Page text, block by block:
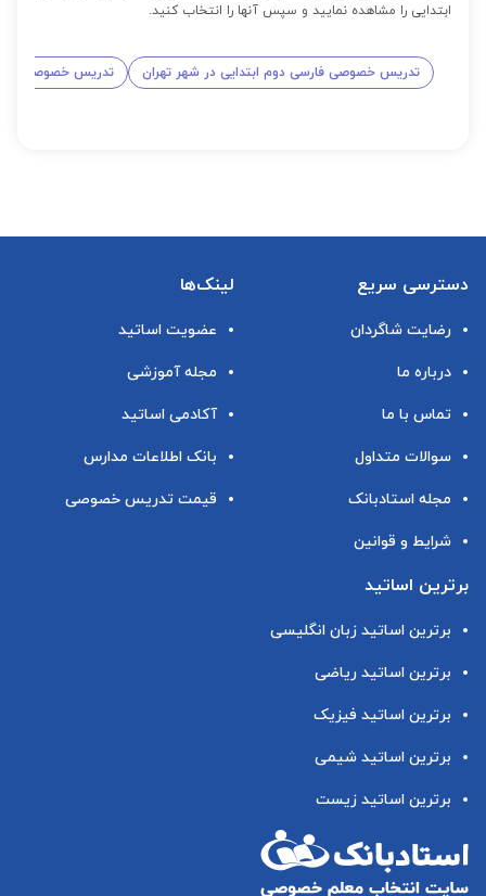
ابتدایی را مشاهده نمایید و سپس آنها را انتخاب کنید.
تدریس خصوصی فارسی دوم ابتدایی در شهر تهران تدریس خصوصی
دسترسی سریع
رضایت شاگردان
درباره ما
تماس با ما
سوالات متداول
مجله استادبانک
شرایط و قوانین
لینک‌ها
عضویت اساتید
مجله آموزشی
آکادمی اساتید
بانک اطلاعات مدارس
قیمت تدریس خصوصی
برترین اساتید
برترین اساتید زبان انگلیسی
برترین اساتید ریاضی
برترین اساتید فیزیک
برترین اساتید شیمی
برترین اساتید زیست